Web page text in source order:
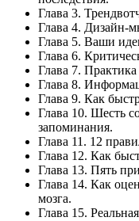
Глава 3.
Глава 4. Дизайн-
Глава 5. Ваши
Глава 6.
Глава 7.
Глава 8.
Глава 9. Как
Глава 10. Шесть
запоминания.
Глава 11. 12
Глава 12. Как
Глава 13. Пять
Глава 14. Как
мозга.
Глава 15.